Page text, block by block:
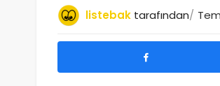
listebak tarafından